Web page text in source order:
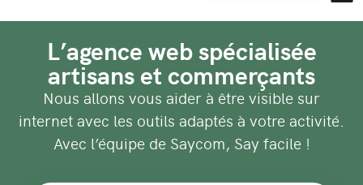
L’agence web spécialisée
artisans et commerçants
Nous allons vous aider à être visible sur
internet avec les outils adaptés à votre activité.
Avec l’équipe de Saycom, Say facile !